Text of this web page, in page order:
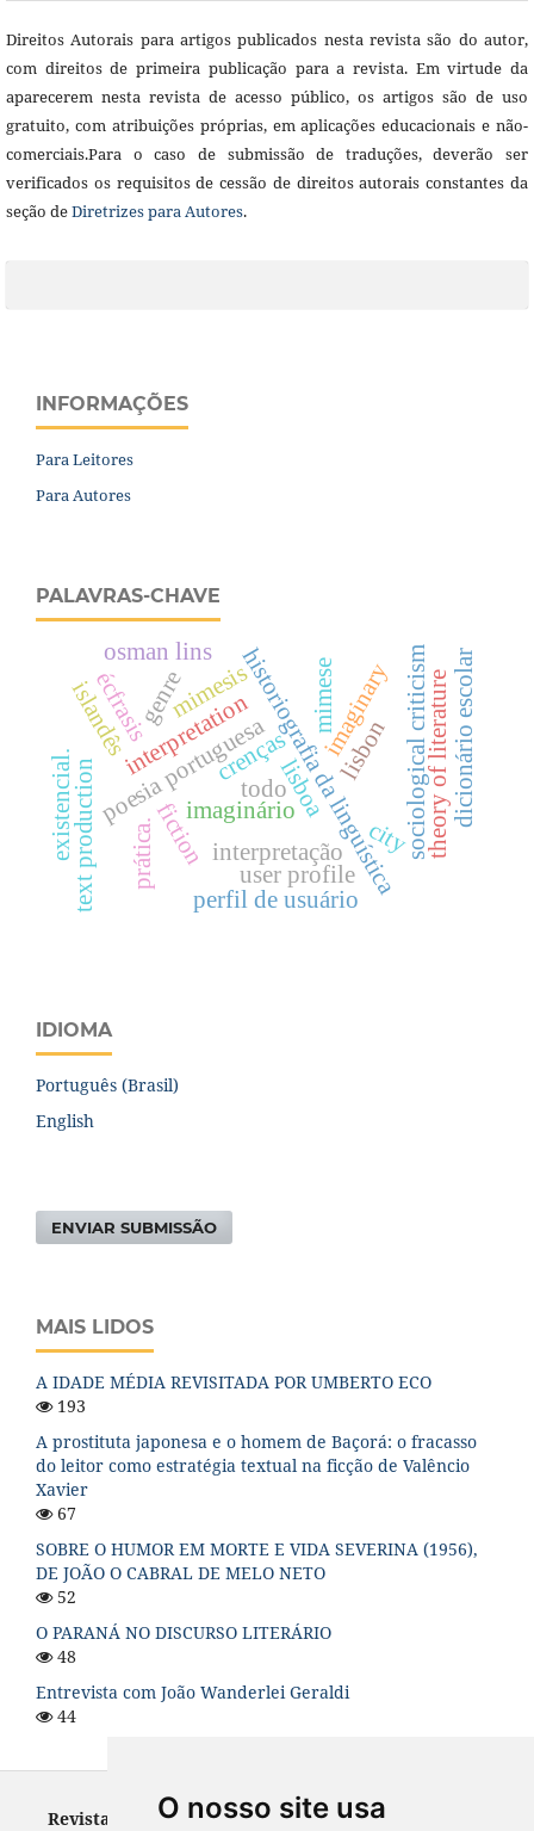
O nosso site usa
Direitos Autorais para artigos publicados nesta revista são do autor,
com direitos de primeira publicação para a revista. Em virtude da
aparecerem nesta revista de acesso público, os artigos são de uso
gratuito, com atribuições próprias, em aplicações educacionais e não-
comerciais.Para o caso de submissão de traduções, deverão ser
verificados os requisitos de cessão de direitos autorais constantes da
seção deDiretrizes para Autores.
INFORMAÇÕES
Para Leitores
Para Autores
PALAVRAS-CHAVE
historiografia da linguística
interpretação
lisbon
city
imaginary
poesia portuguesalisboa
imaginário
interpretation
mimesis sociological criticism
fiction theory of literature
mimese
écfrasis
prática.
crenças
user profile
perfil de usuário
dicionário escolar
text production
genre
osman lins
todo
existencial.
islandês
IDIOMA
Português (Brasil)
English
ENVIAR SUBMISSÃO
MAIS LIDOS
A IDADE MÉDIA REVISITADA POR UMBERTO ECO
193
A prostituta japonesa e o homem de Baçorá: o fracasso
do leitor como estratégia textual na ficção de Valêncio
Xavier
67
SOBRE O HUMOR EM MORTE E VIDA SEVERINA (1956),
DE JOÃO O CABRAL DE MELO NETO
52
O PARANÁ NO DISCURSO LITERÁRIO
48
Entrevista com João Wanderlei Geraldi
44
Revista Letras - ISSN 0100-0888 (versão impressa) e